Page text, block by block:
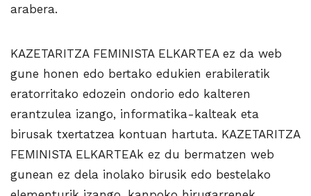
arabera.
KAZETARITZA FEMINISTA ELKARTEA ez da web
gune honen edo bertako edukien erabileratik
eratorritako edozein ondorio edo kalteren
erantzulea izango, informatika-kalteak eta
birusak txertatzea kontuan hartuta. KAZETARITZA
FEMINISTA ELKARTEAk ez du bermatzen web
gunean ez dela inolako birusik edo bestelako